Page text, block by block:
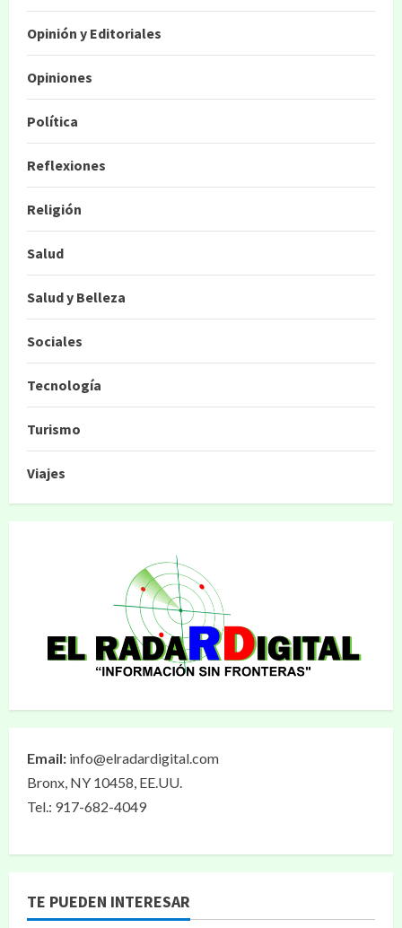
Opinión y Editoriales
Opiniones
Política
Reflexiones
Religión
Salud
Salud y Belleza
Sociales
Tecnología
Turismo
Viajes
Email: info@elradardigital.com
Bronx, NY 10458, EE.UU.
Tel.: 917-682-4049
TE PUEDEN INTERESAR